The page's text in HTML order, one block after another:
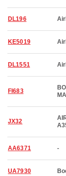
DL196
KE5019
DL1551
FI683
JX32
AA6371 -
UA7930